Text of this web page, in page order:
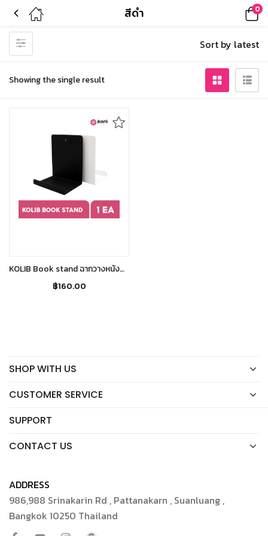
สีดำ 0
Showing the single result
Sort by latest
KOLIB Book stand ฉากวางหนังสือ ขาตั้งหนังสือ ฉากวางโชว์ผลงาน ขาตั้งสำหรับวางโชว์
฿160.00
SHOP WITH US
CUSTOMER SERVICE
SUPPORT
CONTACT US
ADDRESS
986,988 Srinakarin Rd , Pattanakarn , Suanluang ,
Bangkok 10250 Thailand